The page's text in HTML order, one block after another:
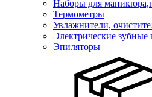
Наборы для
Термометры
Увлажнители,
Электрические
Эпиляторы